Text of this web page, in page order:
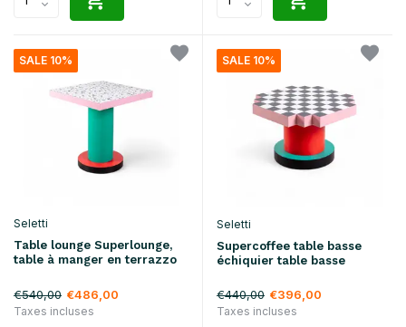
SALE 10%
Seletti
Table lounge Superlounge,
table à manger en terrazzo
€540,00 €486,00
Taxes incluses
SALE 10%
Seletti
Supercoffee table basse
échiquier table basse
€440,00 €396,00
Taxes incluses